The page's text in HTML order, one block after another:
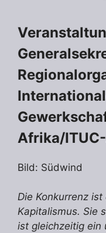
Afrika/
Bild: Südwind
Die Konkurrenz
Kapitalismus. Sie
ist gleichzeitig ein